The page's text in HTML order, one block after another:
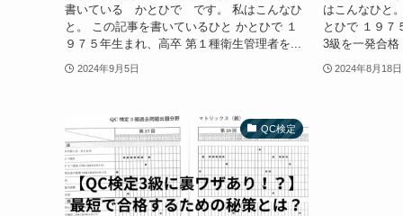
書いている かとひで です。 私はこんなひ
と。 この記事を書いているひと かとひで １
９７５年生まれ、高卒 第１種衛生管理者を...
2024年9月5日
はこんなひと
とひで １９７
3級を一発合
2024年8月18日
QC検定